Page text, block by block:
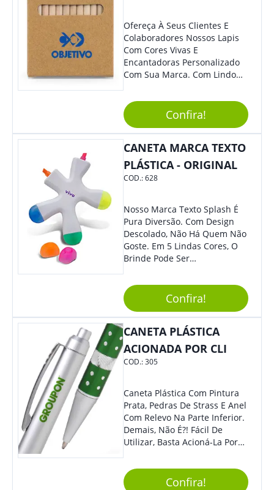
Ofereça À Seus Clientes E
Colaboradores Nossos Lapis
Com Cores Vivas E
Encantadoras Personalizado
Com Sua Marca. Com Lindo
Para Diversas Ocasiões.
Perfeito, Não É?!
Confira!
CANETA MARCA TEXTO
PLÁSTICA - ORIGINAL
COD.:628
Nosso Marca Texto Splash É
Pura Diversão. Com Design
Descolado, Não Há Quem Não
Goste. Em 5 Lindas Cores, O
Brinde Pode Ser
Marca, Demais, Não É? Não
Perca Essa Chance E Ofereça
A Seus Clientes E
Colaboradores.
Confira!
CANETA PLÁSTICA
ACIONADA POR CLI
COD.:305
Caneta Plástica Com Pintura
Prata, Pedras De Strass E Anel
Com Relevo Na Parte Inferior.
Demais, Não É?! Fácil De
Utilizar, Basta Acioná-La Por
Confira!